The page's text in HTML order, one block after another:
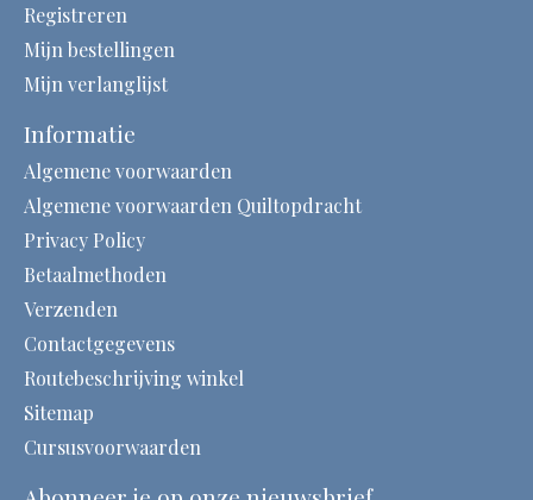
Registreren
Mijn bestellingen
Mijn verlanglijst
Informatie
Algemene voorwaarden
Algemene voorwaarden Quiltopdracht
Privacy Policy
Betaalmethoden
Verzenden
Contactgegevens
Routebeschrijving winkel
Sitemap
Cursusvoorwaarden